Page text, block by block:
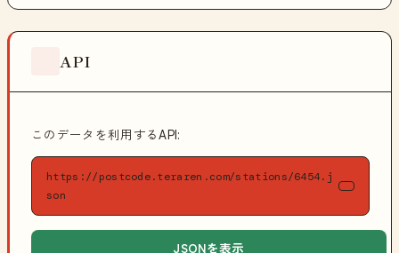
API
このデータを利用するAPI:
https://postcode.teraren.com/stations/6454.j
son
JSONを表示